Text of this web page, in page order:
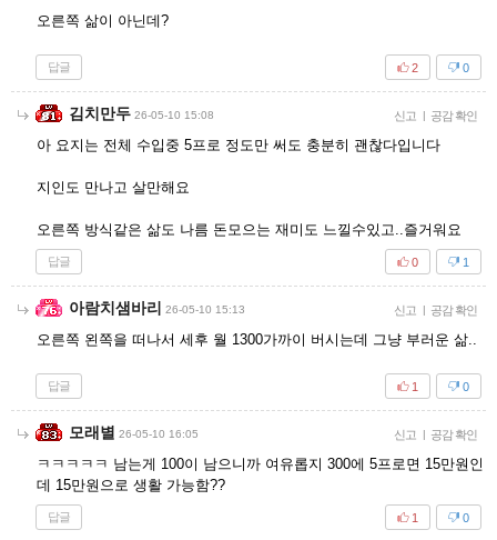
오른쪽 삶이 아닌데?
답글 0
2
김치만두 26-05-10 15:08 신고 | 공감 확인
아 요지는 전체 수입중 5프로 정도만 써도 충분히 괜찮다입니다
지인도 만나고 살만해요
오른쪽 방식같은 삶도 나름 돈모으는 재미도 느낄수있고..즐거워요
답글 1
0
아람치샘바리 26-05-10 15:13 신고 | 공감 확인
오른쪽 왼쪽을 떠나서 세후 월 1300가까이 버시는데 그냥 부러운 삶..
답글 0
1
모래별 26-05-10 16:05 신고 | 공감 확인
ㅋㅋㅋㅋㅋ 남는게 100이 남으니까 여유롭지 300에 5프로면 15만원인
데 15만원으로 생활 가능함??
답글 0
1